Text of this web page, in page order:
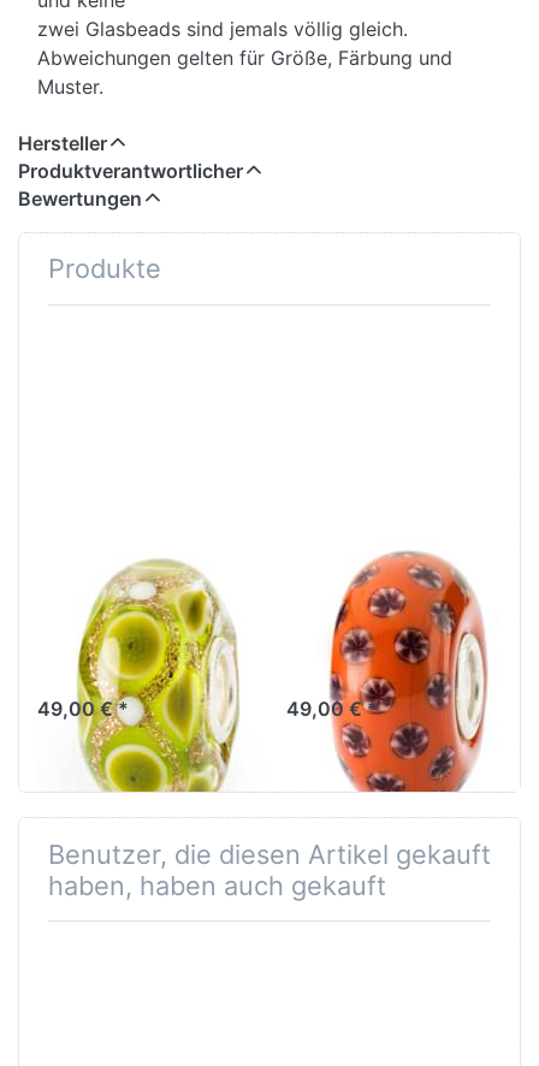
zwei Glasbeads sind jemals völlig gleich.
Abweichungen gelten für Größe, Färbung und
Muster.
Hersteller
Produktverantwortlicher
Bewertungen
Produkte
TROLLBEADS
Innerer Frieden
TGLBE-20308
Lehne dich zurück, spüre
wie die Sonne dein Gesicht
streichelt und genieße
einen Moment der Ruhe.
49,00 € *
TROLLBEADS
Saat der Freude
TGLBE-20309
Alle Blumen, die morgen
blühen, wachsen aus dem
Samen, den du heute säst.
49,00 € *
Benutzer, die diesen Artikel gekauft
haben, haben auch gekauft